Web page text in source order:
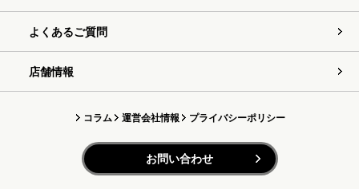
よくあるご質問
店舗情報
コラム 運営会社情報 プライバシーポリシー
お問い合わせ